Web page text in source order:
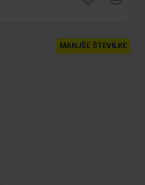
MANJŠE ŠTEVILKE